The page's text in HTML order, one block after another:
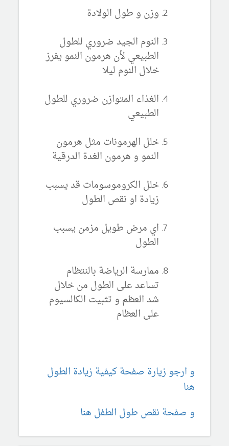
وزن و طول الولادة
النوم الجيد ضروري للطول
الطبيعي لأن هرمون النمو يفرز
خلال النوم ليلا
الغذاء المتوازن ضروري للطول
الطبيعي
خلل الهرمونات مثل هرمون
النمو و هرمون الغدة الدرقية
خلل الكروموسومات قد يسبب
زيادة او نقص الطول
اي مرض طويل مزمن يسبب
الطول
ممارسة الرياضة بالنتظام
تساعد على الطول من خلال
شد العظم و تثبيت الكالسيوم
على العظام
و ارجو زيارة صفحة كيفية زيادة الطول
هنا
و صفحة نقص طول الطفل هنا